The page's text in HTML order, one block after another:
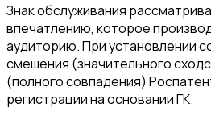
Знак обслуживания
впечатлению, которое
аудиторию. При установлении
смешения (значительного
(полного совпадения)
регистрации на основании ГК.